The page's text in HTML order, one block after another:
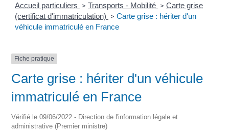
Accueil particuliers > Transports - Mobilité > Carte grise
(certificat d'immatriculation)
> Carte grise : hériter d'un
véhicule immatriculé en France
Fiche pratique
Carte grise : hériter d'un véhicule
immatriculé en France
Vérifié le 09/06/2022 - Direction de l'information légale et
administrative (Premier ministre)